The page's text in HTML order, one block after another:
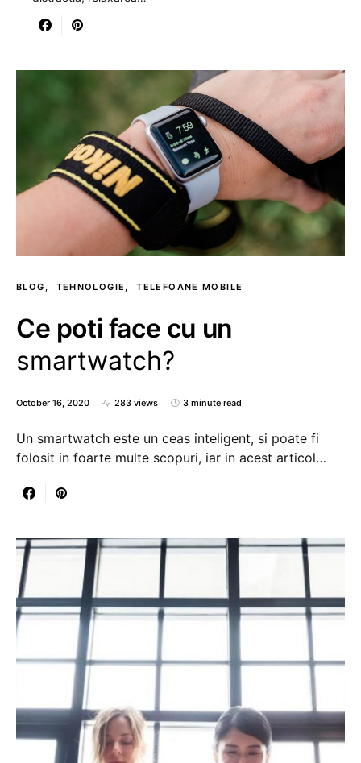
BLOG TEHNOLOGIE TELEFOANE MOBILE
Ce poti face cu un
smartwatch?
October 16, 2020 283 views 3 minute read
Un smartwatch este un ceas inteligent, si poate fi
folosit in foarte multe scopuri, iar in acest articol…